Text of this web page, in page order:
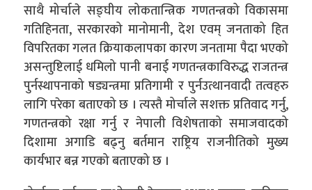
साथै मोर्चाले सङ्घीय लोकतान्त्रिक गणतन्त्रको विकासमा
गतिहिनता, सरकारको मानोमानी, देश एवम् जनताको हित
विपरितका गलत क्रियाकलापका कारण जनतामा पैदा भएको
असन्तुष्टिलाई धमिलो पानी बनाई गणतन्त्रकाविरुद्ध राजतन्त्र
पुर्नस्थापनाको षड्यन्त्रमा प्रतिगामी र पुर्नउत्थानवादी तत्वहरु
लागि परेका बताएको छ । त्यस्तै मोर्चाले सशक्त प्रतिवाद गर्नु,
गणतन्त्रको रक्षा गर्नु र नेपाली विशेषताको समाजवादको
दिशामा अगाडि बढ्नु बर्तमान राष्ट्रिय राजनीतिको मुख्य
कार्यभार बन्न गएको बताएको छ ।